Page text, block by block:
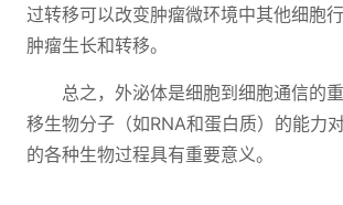
过转移可以改变肿瘤微环境中其他细胞
肿瘤生长和转移。
总之，外泌体是细胞到细胞通信的
移生物分子（如RNA和蛋白质）的能力
的各种生物过程具有重要意义。